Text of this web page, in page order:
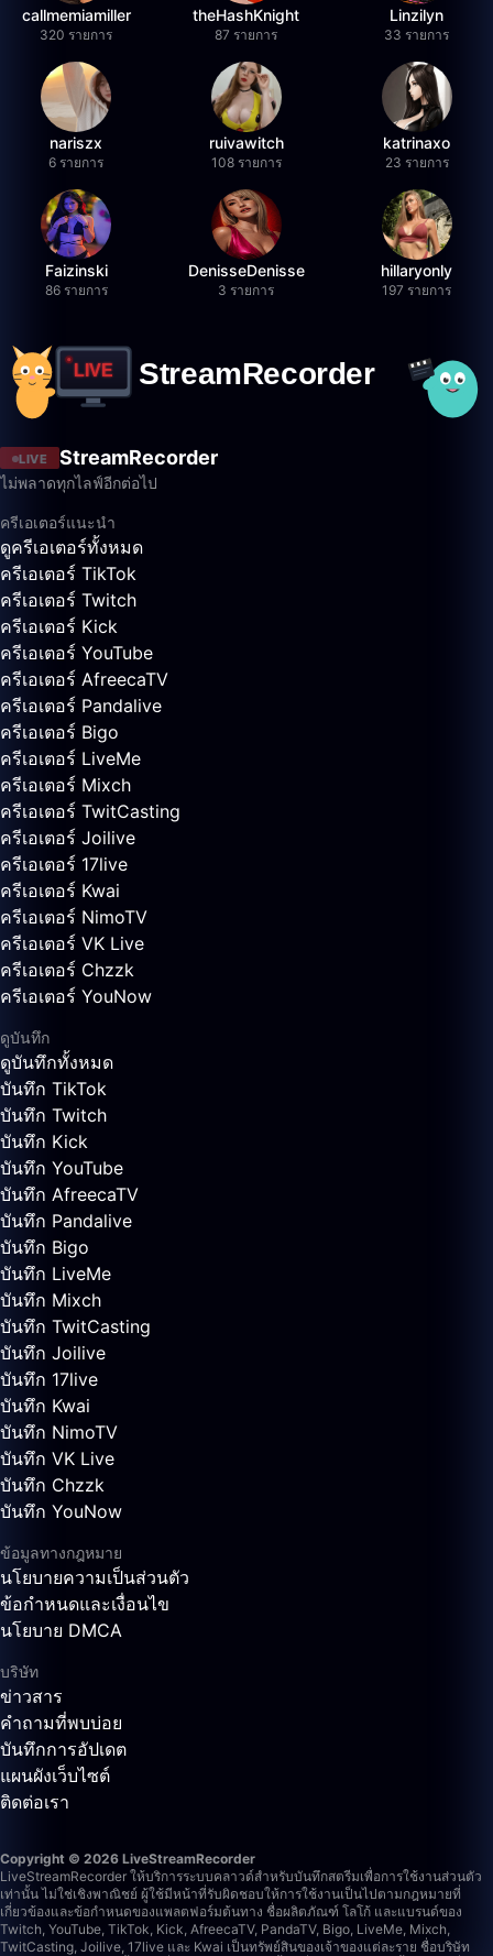
callmemiamiller
320 รายการ
theHashKnight
87 รายการ
Linzilyn
33 รายการ
nariszx
6 รายการ
ruivawitch
108 รายการ
katrinaxo
23 รายการ
Faizinski
86 รายการ
DenisseDenisse
3 รายการ
hillaryonly
197 รายการ
LIVE StreamRecorder
ไม่พลาดทุกไลฟ์อีกต่อไป
ครีเอเตอร์แนะนำ
ดูครีเอเตอร์ทั้งหมด
ครีเอเตอร์ TikTok
ครีเอเตอร์ Twitch
ครีเอเตอร์ Kick
ครีเอเตอร์ YouTube
ครีเอเตอร์ AfreecaTV
ครีเอเตอร์ Pandalive
ครีเอเตอร์ Bigo
ครีเอเตอร์ LiveMe
ครีเอเตอร์ Mixch
ครีเอเตอร์ TwitCasting
ครีเอเตอร์ Joilive
ครีเอเตอร์ 17live
ครีเอเตอร์ Kwai
ครีเอเตอร์ NimoTV
ครีเอเตอร์ VK Live
ครีเอเตอร์ Chzzk
ครีเอเตอร์ YouNow
ดูบันทึก
ดูบันทึกทั้งหมด
บันทึก TikTok
บันทึก Twitch
บันทึก Kick
บันทึก YouTube
บันทึก AfreecaTV
บันทึก Pandalive
บันทึก Bigo
บันทึก LiveMe
บันทึก Mixch
บันทึก TwitCasting
บันทึก Joilive
บันทึก 17live
บันทึก Kwai
บันทึก NimoTV
บันทึก VK Live
บันทึก Chzzk
บันทึก YouNow
ข้อมูลทางกฎหมาย
นโยบายความเป็นส่วนตัว
ข้อกำหนดและเงื่อนไข
นโยบาย DMCA
บริษัท
ข่าวสาร
คำถามที่พบบ่อย
บันทึกการอัปเดต
แผนผังเว็บไซต์
ติดต่อเรา
Copyright © 2026 LiveStreamRecorder
LiveStreamRecorder ให้บริการระบบคลาวด์สำหรับบันทึกสตรีมเพื่อการใช้งานส่วนตัว
เท่านั้น ไม่ใช่เชิงพาณิชย์ ผู้ใช้มีหน้าที่รับผิดชอบให้การใช้งานเป็นไปตามกฎหมายที่
เกี่ยวข้องและข้อกำหนดของแพลตฟอร์มต้นทาง ชื่อผลิตภัณฑ์ โลโก้ และแบรนด์ของ
Twitch, YouTube, TikTok, Kick, AfreecaTV, PandaTV, Bigo, LiveMe, Mixch,
TwitCasting, Joilive, 17live และ Kwai เป็นทรัพย์สินของเจ้าของแต่ละราย ชื่อบริษัท